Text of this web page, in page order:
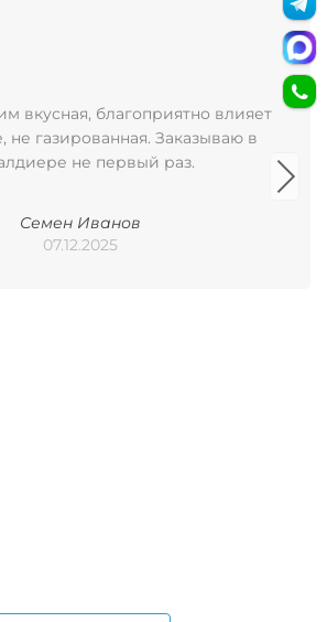
вкусная, благоприятно влияет
не газированная. Заказываю в
не первый раз.
Семен Иванов
07.12.2025